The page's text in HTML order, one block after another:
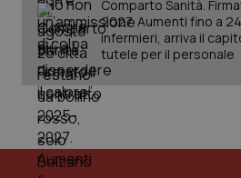
Comparto Sanità.
2027. Aumenti fino a
infermieri, arriva il
tutele per il personale